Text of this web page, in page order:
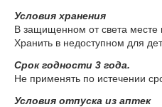
Усло­вия хра­не­ния
В за­щи­щен­ном от све­та ме­сте
Хра­нить в не­до­ступ­ном для
Срок год­но­сти 3 го­да.
Не при­ме­нять по ис­те­че­нии
Усло­вия от­пус­ка из ап­тек